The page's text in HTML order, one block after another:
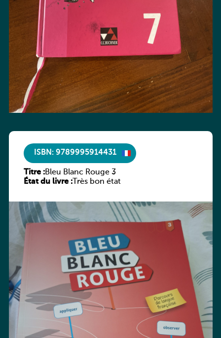
ISBN: 9789995914431
Titre :Bleu Blanc Rouge 3
État du livre :Très bon état